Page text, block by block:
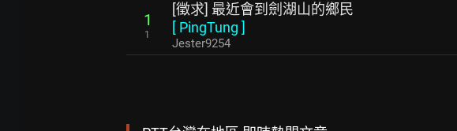
1
1
[徵求] 最近會到劍湖山的鄉民
[ PingTung ]
Jester9254